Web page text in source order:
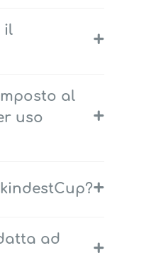
il
+
al
uso
+
+
ad
+